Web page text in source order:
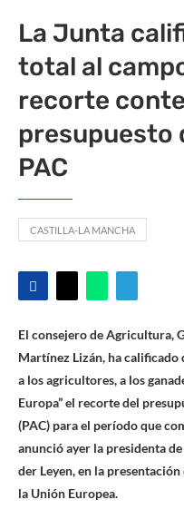
La Junta
total al
recorte
presupuesto
PAC
CASTILLA-LA MANCHA
El consejero de Agricultura,
Martínez Lizán, ha
a los agricultores, a los
Europa” el recorte del
(PAC) para el período que
anunció ayer la presidenta
der Leyen, en la
la Unión Europea.